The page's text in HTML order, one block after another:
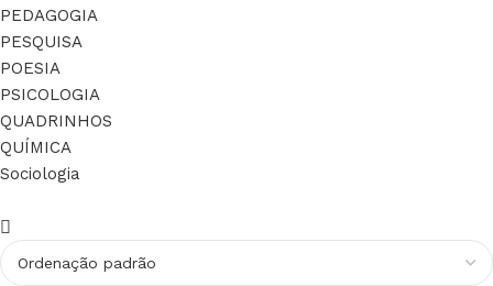
PEDAGOGIA
PESQUISA
POESIA
PSICOLOGIA
QUADRINHOS
QUÍMICA
Sociologia